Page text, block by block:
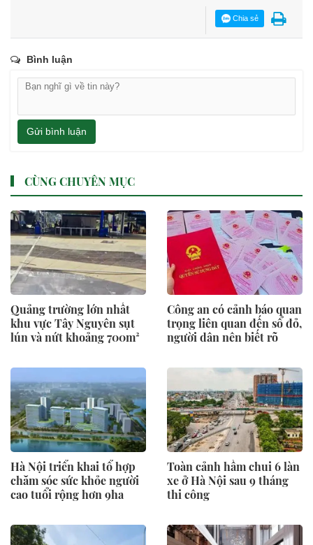
Chia sẻ
Bình luận
Gửi bình luận
CÙNG CHUYÊN MỤC
Quảng trường lớn nhất
khu vực Tây Nguyên sụt
lún và nứt khoảng 700m²
Công an có cảnh báo quan
trọng liên quan đến sổ đỏ,
người dân nên biết rõ
Hà Nội triển khai tổ hợp
chăm sóc sức khỏe người
cao tuổi rộng hơn 9ha
Toàn cảnh hầm chui 6 làn
xe ở Hà Nội sau 9 tháng
thi công